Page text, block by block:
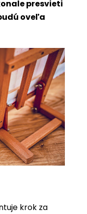
presvieti
oveľa
krok za